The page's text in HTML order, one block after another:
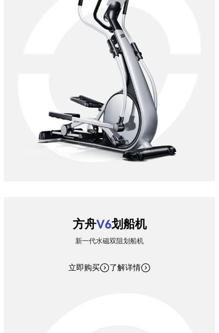
方舟V6划船机
新一代水磁双阻划船机
立即购买 了解详情